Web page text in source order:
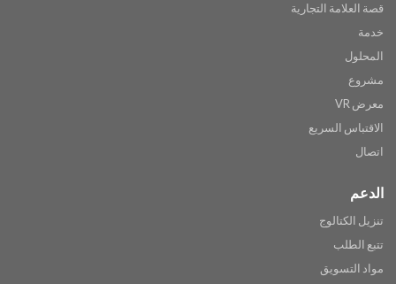
قصة العلامة التجارية
خدمة
المحلول
مشروع
معرض VR
الاقتباس السريع
اتصال
الدعم
تنزيل الكتالوج
تتبع الطلب
مواد التسويق